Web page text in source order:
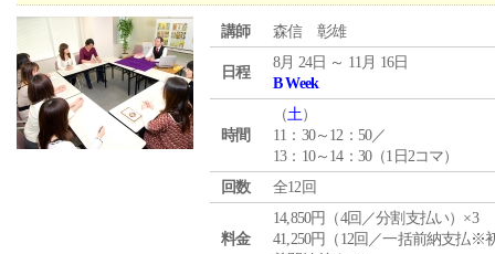
講師 森信 彰雄
日程
8月 24日 ～ 11月 16日
B Week
時間
（土）
11：30～12：50／
13：10～14：30（1日2コマ）
回数
全12回
料金
14,850円（4回／分割支払い）×3
41,250円（12回／一括前納支払※